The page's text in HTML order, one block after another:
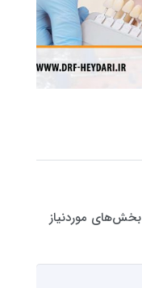
بخش‌های موردنیاز